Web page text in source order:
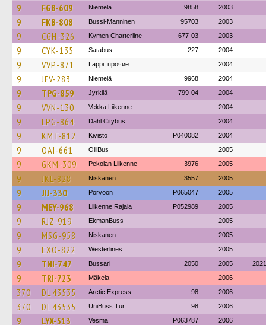
9 FGB-609 Niemelä 9858 2003
9 FKB-808 Bussi-Manninen 95703 2003
9 CGH-326 Kymen Charterline 677-03 2003
9 CYK-135 Satabus 227 2004
9 VVP-871 Lappi, прочие 2004
9 JFV-283 Niemelä 9968 2004
9 TPG-859 Jyrkilä 799-04 2004
9 VVN-130 Vekka Liikenne 2004
9 LPG-864 Dahl Citybus 2004
9 KMT-812 Kivistö P040082 2004
9 OAI-661 OlliBus 2005
9 GKM-309 Pekolan Liikenne 3976 2005
9 JKL-828 Niskanen 3557 2005
9 JIJ-330 Porvoon P065047 2005
9 MEY-968 Liikenne Rajala P052989 2005
9 RJZ-919 EkmanBuss 2005
9 MSG-958 Niskanen 2005
9 EXO-822 Westerlines 2005
9 TNI-747 Bussari 2050 2005 2021
9 TRI-723 Mäkela 2006
370 DL 43535 Arctic Express 98 2006
370 DL 43535 UniBuss Tur 98 2006
9 LYX-513 Vesma P063787 2006